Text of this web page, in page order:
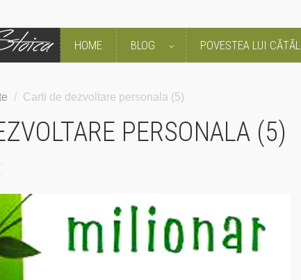
HOME BLOG POVESTEA LUI
/ Carti de dezvoltare personala (5)
PERSONALA (5)